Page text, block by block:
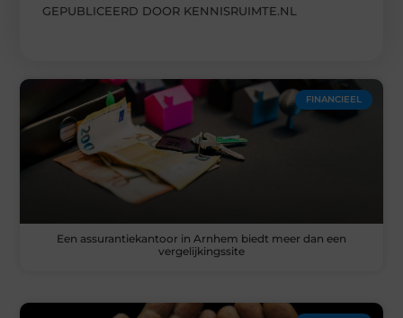
GEPUBLICEERD DOOR KENNISRUIMTE.NL
FINANCIEEL
Een assurantiekantoor in Arnhem biedt meer dan een
vergelijkingssite